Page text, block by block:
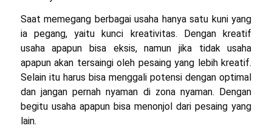
Saat memegang berbagai usaha hanya satu kuni yang
ia pegang, yaitu kunci kreativitas. Dengan kreatif
usaha apapun bisa eksis, namun jika tidak usaha
apapun akan tersaingi oleh pesaing yang lebih kreatif.
Selain itu harus bisa menggali potensi dengan optimal
dan jangan pernah nyaman di zona nyaman. Dengan
begitu usaha apapun bisa menonjol dari pesaing yang
lain.